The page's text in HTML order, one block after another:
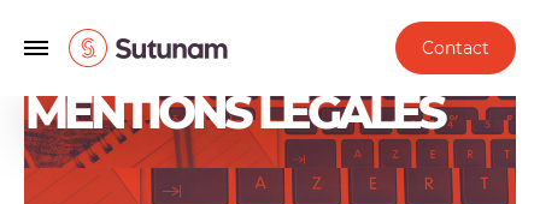
Contact
MENTIONS LÉGALES